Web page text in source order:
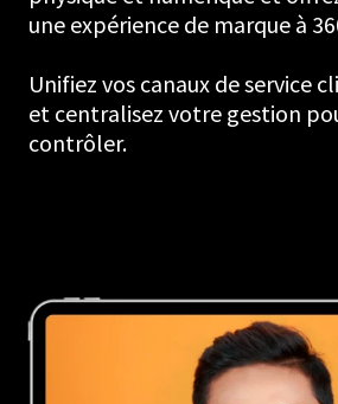
une expérience de marque à
Unifiez vos canaux de service
et centralisez votre gestion
contrôler.